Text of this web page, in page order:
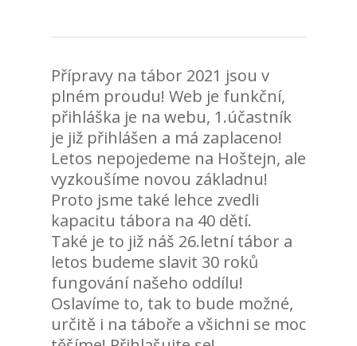
Přípravy na tábor 2021 jsou v
plném proudu! Web je funkční,
přihláška je na webu, 1.účastník
je již přihlášen a má zaplaceno!
Letos nepojedeme na Hoštejn, ale
vyzkoušíme novou základnu!
Proto jsme také lehce zvedli
kapacitu tábora na 40 dětí.
Také je to již náš 26.letní tábor a
letos budeme slavit 30 roků
fungování našeho oddílu!
Oslavíme to, tak to bude možné,
určitě i na táboře a všichni se moc